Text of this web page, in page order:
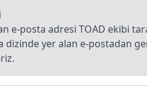
e-posta adresi TOAD ekibi
dizinde yer alan e-postadan